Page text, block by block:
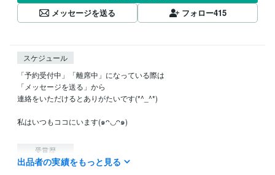
メッセージを送る
フォロー415
スケジュール
「予約受付中」「離席中」になっている際は
「メッセージを送る」から
連絡をいただけるとありがたいです(*^_^*)
私はいつもココにいます(๑ᴖ◡ᴖ๑)
受賞歴
ココナラ登録　ブログ投稿開始
出品者の実績をもっと見る